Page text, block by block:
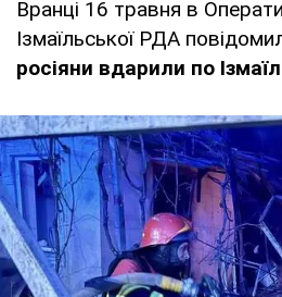
Вранці 16 травня в
Ізмаїльської РДА
росіяни вдарили по